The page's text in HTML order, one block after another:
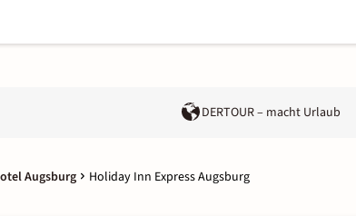
DERTOUR – macht Urlaub
Augsburg Holiday Inn Express Augsburg